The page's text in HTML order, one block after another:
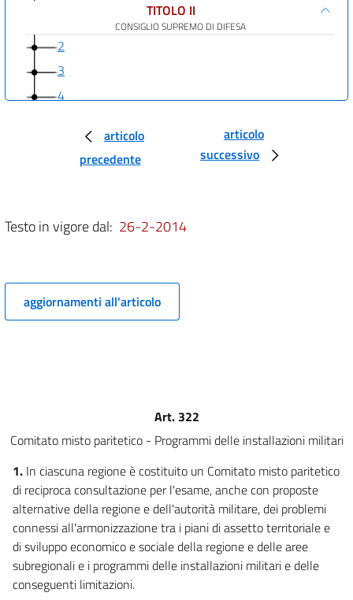
TITOLO II
CONSIGLIO SUPREMO DI DIFESA
2
3
4
9
MINISTRO DELLA DIFESA
10
CAPO II
MINISTERO DELLA DIFESA
AMMINISTRAZIONE CENTRALE E PERIFERICA
15
16
18
19
articolo
precedente
articolo
successivo
Testo in vigore dal: 26-2-2014
aggiornamenti all'articolo
Art. 322
Comitato misto paritetico - Programmi delle installazioni militari
1. In ciascuna regione è costituito un Comitato misto paritetico
di reciproca consultazione per l'esame, anche con proposte
alternative della regione e dell'autorità militare, dei problemi
connessi all'armonizzazione tra i piani di assetto territoriale e
di sviluppo economico e sociale della regione e delle aree
subregionali e i programmi delle installazioni militari e delle
conseguenti limitazioni.